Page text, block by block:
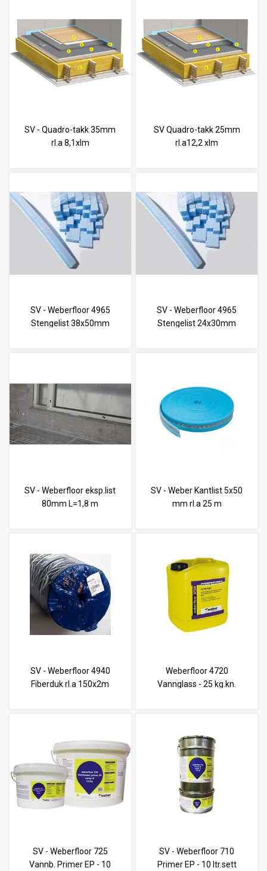
SV - Quadro-takk 35mm
rl.a 8,1xlm
SV Quadro-takk 25mm
rl.a12,2 xlm
SV - Weberfloor 4965
Stengelist 38x50mm
SV - Weberfloor 4965
Stengelist 24x30mm
SV - Weberfloor eksp.list
80mm L=1,8 m
SV - Weber Kantlist 5x50
mm rl.a 25 m
SV - Weberfloor 4940
Fiberduk rl.a 150x2m
Weberfloor 4720
Vannglass - 25 kg.kn.
SV - Weberfloor 725
Vannb. Primer EP - 10
SV - Weberfloor 710
Primer EP - 10 ltr.sett